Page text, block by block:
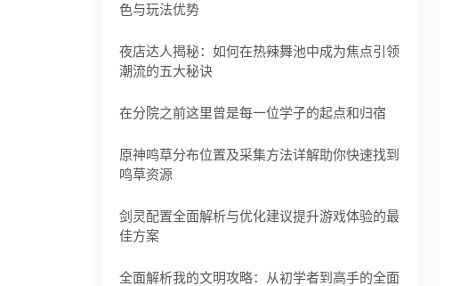
色与玩法优势
夜店达人揭秘：如何在热辣舞池中成为焦点引领
潮流的五大秘诀
在分院之前这里曾是每一位学子的起点和归宿
原神鸣草分布位置及采集方法详解助你快速找到
鸣草资源
剑灵配置全面解析与优化建议提升游戏体验的最
佳方案
全面解析我的文明攻略：从初学者到高手的全面